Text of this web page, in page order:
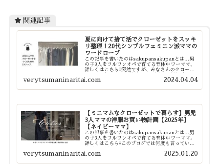
関連記事
夏に向けて捨て活でクローゼットをスッキ
リ整理！20代シンプルフェミニン派ママの
ワードローブ
この記事を書いたのはsakupansakupanとは…男
の子3人をフルワンオペで育てる育休中ワーママ。
詳しくはこちら⇩突然ですが、みなさんのクローゼ
で、冬服は何着でしょうか？ほとんどの方が即答で
verytsumaninaritai.com 2024.04.04
【ミニマムなクローゼットで暮らす】男児
3人ママの洋服お買い物計画【2025年】
【ネイビーママ】
この記事を書いたのはsakupansakupanとは…男
の子3人をフルワンオペで育てる育休中ワーママ。
詳しくはこちら⇩このブログでは何度も言っていま
す。というか、本来クローゼットではないスペース
verytsumaninaritai.com 2025.01.20